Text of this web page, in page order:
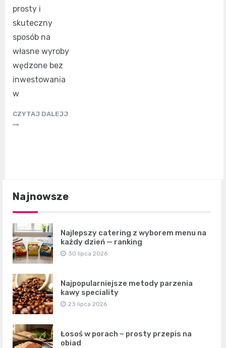
prosty i
skuteczny
sposób na
własne wyroby
wędzone bez
inwestowania
w
CZYTAJ DALEJJ
Najnowsze
Najlepszy catering z wyborem menu na
każdy dzień — ranking
30 lipca 2026
Najpopularniejsze metody parzenia
kawy speciality
23 lipca 2026
Łosoś w porach – prosty przepis na
obiad